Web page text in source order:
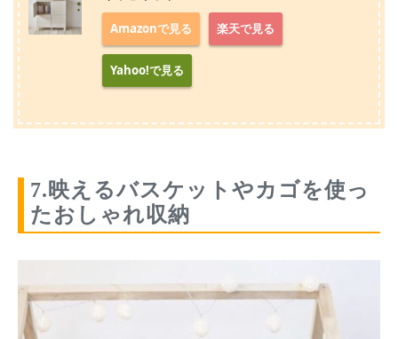
Amazonで見る 楽天で見る
Yahoo!で見る
7.映えるバスケットやカゴを使っ
たおしゃれ収納